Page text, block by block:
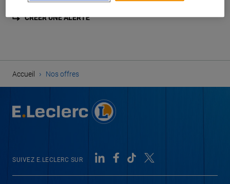
CRÉER UNE ALERTE
Accueil › Nos offres
SUIVEZ E.LECLERC SUR